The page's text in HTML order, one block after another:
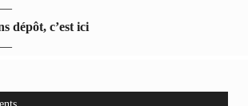
dépôt, c’est ici